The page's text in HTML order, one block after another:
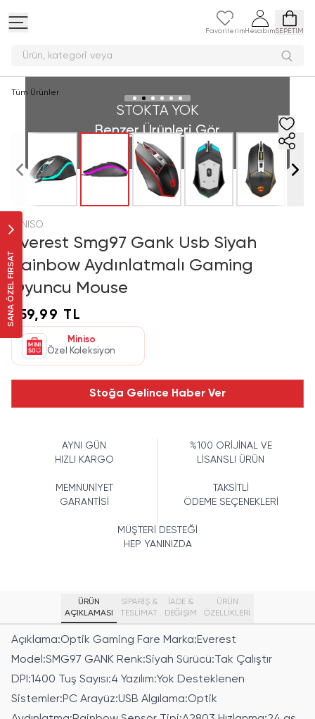
Favorilerim HesabımSEPETİM
Ürün, kategori
SANA ÖZEL FIRSAT
Tüm Ürünler
STOKTA YOK
Benzer Ürünleri Gör
MINISO
Everest Smg97 Gank Usb Siyah
Rainbow Aydınlatmalı Gaming
Oyuncu Mouse
159,99 TL
Miniso
Özel Koleksiyon
Stoğa Gelince Haber Ver
AYNI GÜN
HIZLI KARGO
%100 ORİJİNAL VE
LİSANSLI ÜRÜN
MEMNUNİYET
GARANTİSİ
TAKSİTLİ
ÖDEME SEÇENEKLERİ
MÜŞTERİ DESTEĞİ
HEP YANINIZDA
ÜRÜN
AÇIKLAMASI
SİPARİŞ &
TESLİMAT
İADE &
DEĞİŞİM
ÜRÜN
ÖZELLIKLERI
Açıklama:Optik Gaming Fare Marka:Everest
Model:SMG97 GANK Renk:Siyah Sürücü:Tak Çalıştır
DPI:1400 Tuş Sayısı:4 Yazılım:Yok Desteklenen
Sistemler:PC Arayüz:USB Algılama:Optik